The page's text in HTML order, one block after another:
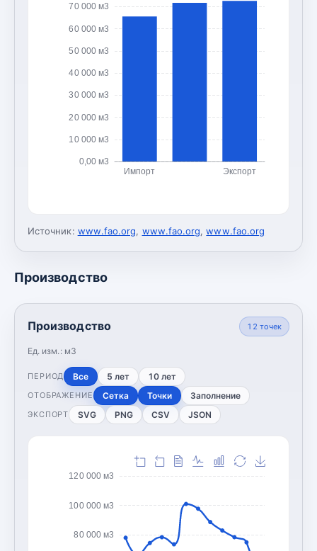
0,00 м3
10 000 м3
20 000 м3
30 000 м3
40 000 м3
50 000 м3
60 000 м3
70 000 м3
Импорт Экспорт
Источник: www.fao.org, www.fao.org,www.fao.org
Производство
Производство
Ед. изм.: м3
12 точек
ПЕРИОД Все 5 лет 10 лет
ОТОБРАЖЕНИЕ Сетка Точки Заполнение
ЭКСПОРТ SVG PNG CSV JSON
80 000 м3
100 000 м3
120 000 м3